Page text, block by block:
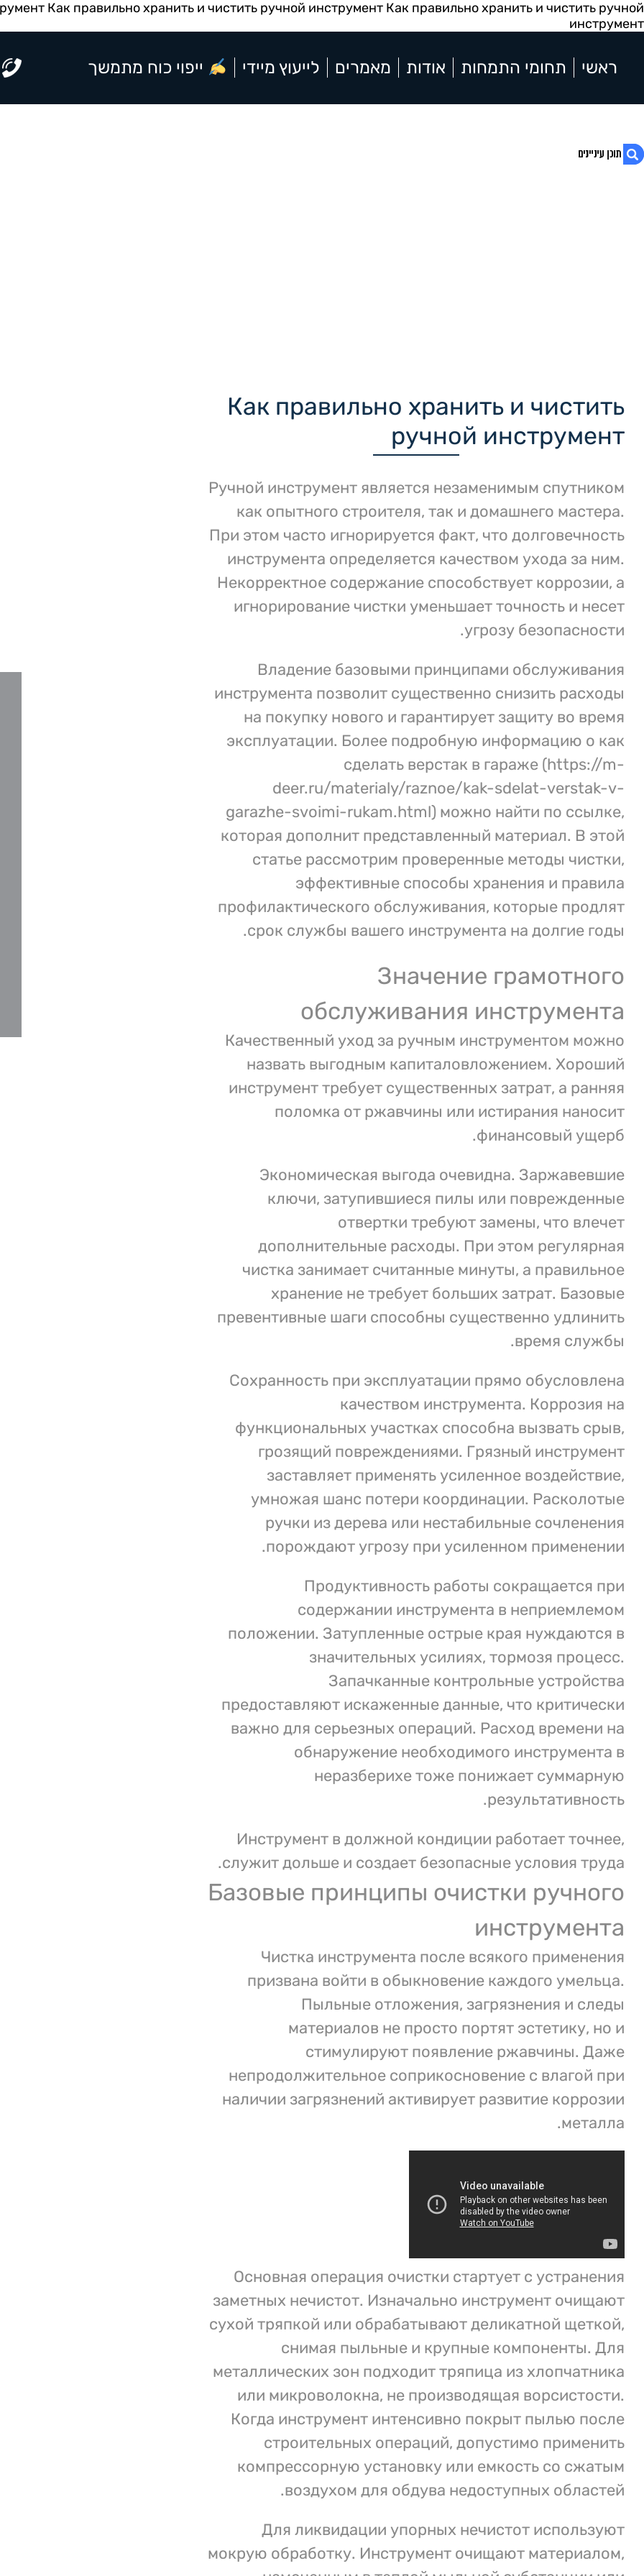
7. МИФ: Инструмент не требует ухода
при редком использовании
8. Нюансы ухода за различными
типами инструментов
инструмента
11. Домашние методы против
12. Продуктивные варианты
систематизации хранения
13. Подготовка инструмента к
продолжительному содержанию
14. Советы по смазыванию
Как правильно хранить и чистить ручной инструмент Как правильно хранить и чистить ручной
инструмент
ראשי תחומי התמחות אודות מאמרים לייעוץ מיידי ייפוי כוח מתמשך
Как правильно хранить и чистить
ручной инструмент
Ручной инструмент является незаменимым спутником
как опытного строителя, так и домашнего мастера.
При этом часто игнорируется факт, что долговечность
инструмента определяется качеством ухода за ним.
Некорректное содержание способствует коррозии, а
игнорирование чистки уменьшает точность и несет
угрозу безопасности.
Владение базовыми принципами обслуживания
инструмента позволит существенно снизить расходы
на покупку нового и гарантирует защиту во время
эксплуатации. Более подробную информацию о как
сделать верстак в гараже (https://m-
deer.ru/materialy/raznoe/kak-sdelat-verstak-v-
garazhe-svoimi-rukam.html) можно найти по ссылке,
которая дополнит представленный материал. В этой
статье рассмотрим проверенные методы чистки,
эффективные способы хранения и правила
профилактического обслуживания, которые продлят
срок службы вашего инструмента на долгие годы.
Значение грамотного
обслуживания инструмента
Качественный уход за ручным инструментом можно
назвать выгодным капиталовложением. Хороший
инструмент требует существенных затрат, а ранняя
поломка от ржавчины или истирания наносит
финансовый ущерб.
Экономическая выгода очевидна. Заржавевшие
ключи, затупившиеся пилы или поврежденные
отвертки требуют замены, что влечет
дополнительные расходы. При этом регулярная
чистка занимает считанные минуты, а правильное
хранение не требует больших затрат. Базовые
превентивные шаги способны существенно удлинить
время службы.
Сохранность при эксплуатации прямо обусловлена
качеством инструмента. Коррозия на
функциональных участках способна вызвать срыв,
грозящий повреждениями. Грязный инструмент
заставляет применять усиленное воздействие,
умножая шанс потери координации. Расколотые
ручки из дерева или нестабильные сочленения
порождают угрозу при усиленном применении.
Продуктивность работы сокращается при
содержании инструмента в неприемлемом
положении. Затупленные острые края нуждаются в
значительных усилиях, тормозя процесс.
Запачканные контрольные устройства
предоставляют искаженные данные, что критически
важно для серьезных операций. Расход времени на
обнаружение необходимого инструмента в
неразберихе тоже понижает суммарную
результативность.
Инструмент в должной кондиции работает точнее,
служит дольше и создает безопасные условия труда.
Базовые принципы очистки ручного
инструмента
Чистка инструмента после всякого применения
призвана войти в обыкновение каждого умельца.
Пыльные отложения, загрязнения и следы
материалов не просто портят эстетику, но и
стимулируют появление ржавчины. Даже
непродолжительное соприкосновение с влагой при
наличии загрязнений активирует развитие коррозии
металла.
Основная операция очистки стартует с устранения
заметных нечистот. Изначально инструмент очищают
сухой тряпкой или обрабатывают деликатной щеткой,
снимая пыльные и крупные компоненты. Для
металлических зон подходит тряпица из хлопчатника
или микроволокна, не производящая ворсистости.
Когда инструмент интенсивно покрыт пылью после
строительных операций, допустимо применить
компрессорную установку или емкость со сжатым
воздухом для обдува недоступных областей.
Для ликвидации упорных нечистот используют
мокрую обработку. Инструмент очищают материалом,